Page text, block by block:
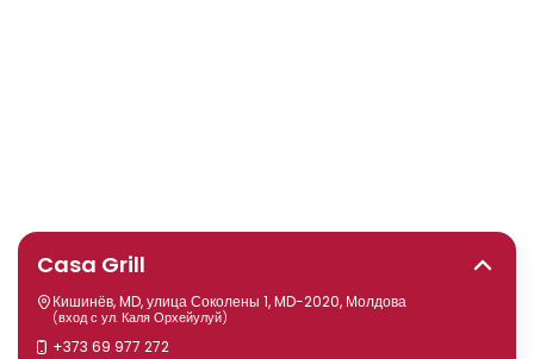
Casa Grill
Кишинёв, MD, улица Соколены 1, MD-2020, Молдова
(вход с ул. Каля Орхейулуй)
+373 69 977 272